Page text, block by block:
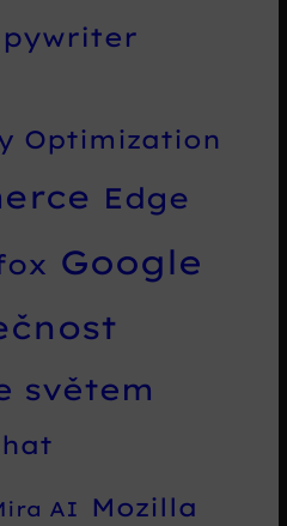
Optimization
Edge
Google
světem
AI Mozilla